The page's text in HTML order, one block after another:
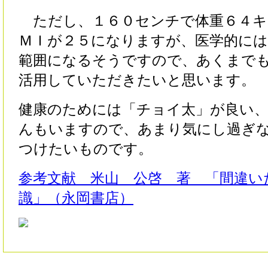
ただし、１６０センチで体重６４
ＭＩが２５になりますが、医学的に
範囲になるそうですので、あくまで
活用していただきたいと思います。
健康のためには「チョイ太」が良い
んもいますので、あまり気にし過ぎ
つけたいものです。
参考文献 米山 公啓 著 「間違い
識」（永岡書店）